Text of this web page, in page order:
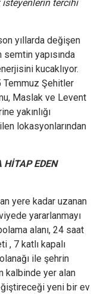
tercihi
yıllarda değişen
yapısında
kucaklıyor.
Temmuz Şehitler
Maslak ve Levent
yakınlığı
lokasyonlarından
HİTAP EDEN
yere kadar uzanan
yararlanmayı
alanı, 24 saat
, 7 katlı kapalı
ile şehrin
kalbinde yer alan
yeni bir ev